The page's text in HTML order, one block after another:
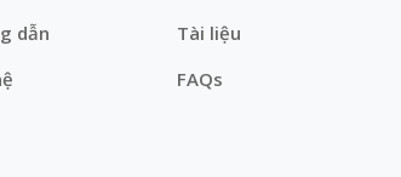
dẫn
Tài liệu
FAQs